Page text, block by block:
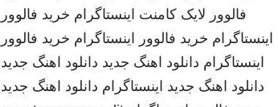
فالوور لایک کامنت اینستاگرام خرید فالوور
اینستاگرام خرید فالوور اینستاگرام خرید فالوور
اینستاگرام دانلود اهنگ جدید دانلود اهنگ جدید
دانلود اهنگ جدید اینستاگرام دانلود اهنگ جدید